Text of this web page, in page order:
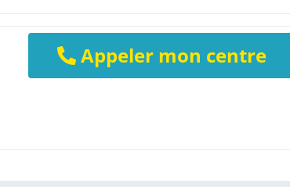
Appeler mon centre